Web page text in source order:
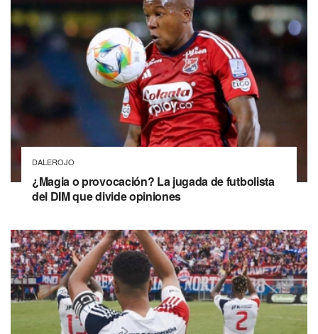
DALEROJO
¿Magia o provocación? La jugada de futbolista
del DIM que divide opiniones